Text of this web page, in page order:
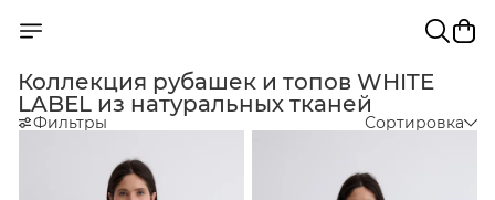
Коллекция рубашек и топов WHITE
LABEL из натуральных тканей
Фильтры Сортировка